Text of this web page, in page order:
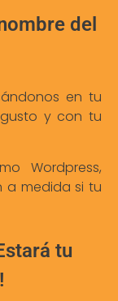
del
en tu
y con tu
Wordpress,
a medida si tu
tu